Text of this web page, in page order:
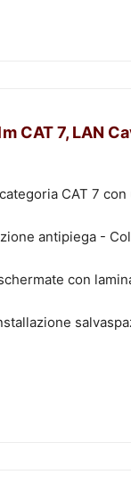
CAT 7, LAN
CAT 7
antipiega -
con